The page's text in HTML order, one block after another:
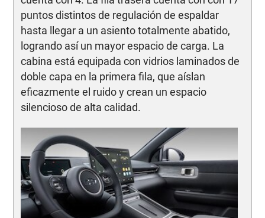
puntos distintos de regulación de espaldar
hasta llegar a un asiento totalmente abatido,
logrando así un mayor espacio de carga. La
cabina está equipada con vidrios laminados de
doble capa en la primera fila, que aíslan
eficazmente el ruido y crean un espacio
silencioso de alta calidad.